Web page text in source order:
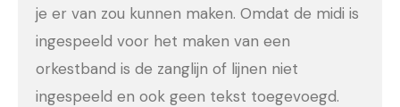
je er van zou kunnen maken. Omdat de midi is
ingespeeld voor het maken van een
orkestband is de zanglijn of lijnen niet
ingespeeld en ook geen tekst toegevoegd.